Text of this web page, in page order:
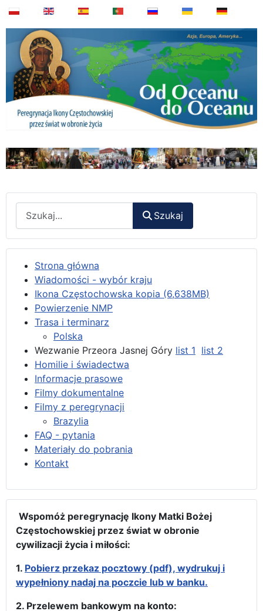
Szukaj
Strona główna
Wiadomości - wybór kraju
Ikona Częstochowska kopia (6,638MB)
Powierzenie NMP
Trasa i terminarz
Polska
Wezwanie Przeora Jasnej Góry list 1 list 2
Homilie i świadectwa
Informacje prasowe
Filmy dokumentalne
Filmy z peregrynacji
Brazylia
FAQ - pytania
Materiały do pobrania
Kontakt
Wspomóż peregrynację Ikony Matki Bożej
Częstochowskiej przez świat w obronie
cywilizacji życia i miłości:
1. Pobierz przekaz pocztowy (pdf), wydrukuj i
wypełniony nadaj na poczcie lub w banku.
2. Przelewem bankowym na konto: